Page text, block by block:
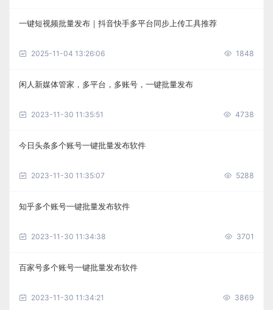
一键短视频批量发布｜抖音快手多平台同步上传工具推荐
2025-11-04 13:26:06 1848
闲人新媒体管家，多平台，多账号，一键批量发布
2023-11-30 11:35:51 4738
今日头条多个账号一键批量发布软件
2023-11-30 11:35:07 5288
知乎多个账号一键批量发布软件
2023-11-30 11:34:38 3701
百家号多个账号一键批量发布软件
2023-11-30 11:34:21 3869